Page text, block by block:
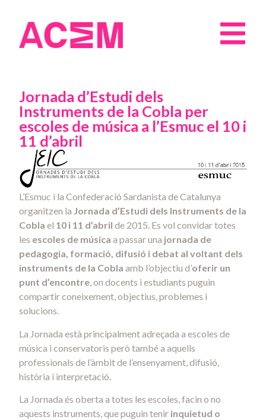
Jornada d’Estudi dels
Instruments de la Cobla per
escoles de música a l’Esmuc el 10 i
11 d’abril
L’Esmuc i la Confederació Sardanista de Catalunya
organitzen la Jornada d’Estudi dels Instruments de la
Cobla el 10 i 11 d’abril de 2015. Es vol convidar totes
les escoles de música a passar una jornada de
pedagogia, formació, difusió i debat al voltant dels
instruments de la Cobla amb l’objectiu d’oferir un
punt d’encontre, on docents i estudiants puguin
compartir coneixement, objectius, problemes i
solucions.
La Jornada està principalment adreçada a escoles de
música i conservatoris però també a aquells
professionals de l’àmbit de l’ensenyament, difusió,
història i interpretació.
La Jornada és oberta a totes les escoles, facin o no
aquests instruments, que puguin tenir inquietud o